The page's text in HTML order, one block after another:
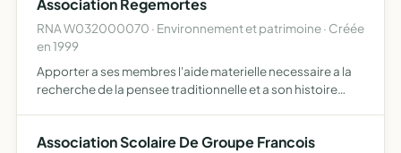
Association Regemortes
RNA W032000070 · Environnement et patrimoine · Créée
en 1999
Apporter a ses membres l'aide materielle necessaire a la
recherche de la pensee traditionnelle et a son histoire
Association Scolaire De Groupe Francois